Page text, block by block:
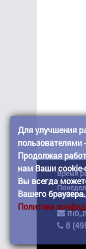
Время
8
Для улучшения
Продолжая
нам Ваши
Вы всегда
Вашего браузера.
Политика